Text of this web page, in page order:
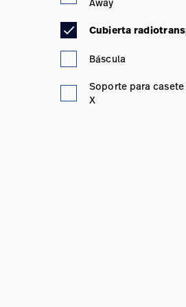
Cubierta
Báscula
Soporte para casete
X